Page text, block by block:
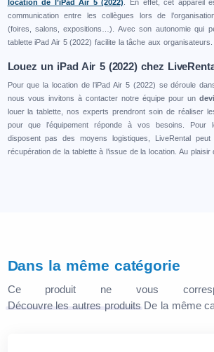
location de l’iPad Air 5 (2022)
. En effet, cet appareil
communication entre les collègues lors de
(foires, salons, expositions…). Avec son autonomie qui
tablette iPad Air 5 (2022) facilite la tâche aux organisateurs.
Louez un iPad Air 5 (2022) chez
Pour que la location de l’iPad Air 5 (2022) se déroule
nous vous invitons à contacter notre équipe pour un
louer la tablette, nos experts prendront soin de réaliser
pour que l’équipement réponde à vos besoins. Pour
disposent pas des moyens logistiques, LiveRental
récupération de la tablette à l’issue de la location. Au
Dans la même catégorie
Ce produit ne vous
Découvre les autres produits De la même